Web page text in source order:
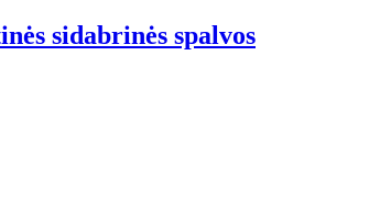
sidabrinės spalvos